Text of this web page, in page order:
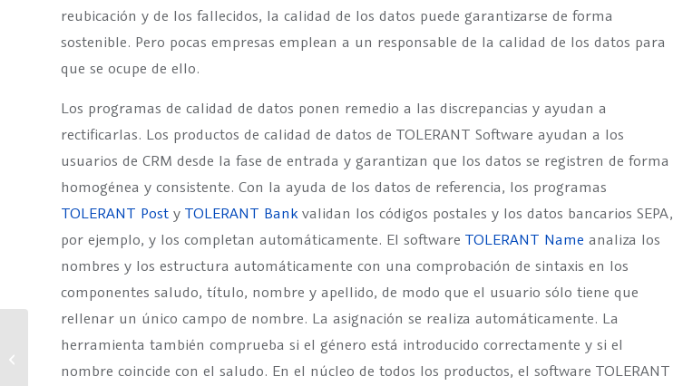
reubicación y de los fallecidos, la calidad de los datos puede garantizarse de forma
sostenible. Pero pocas empresas emplean a un responsable de la calidad de los datos para
que se ocupe de ello.
Los programas de calidad de datos ponen remedio a las discrepancias y ayudan a
rectificarlas. Los productos de calidad de datos de TOLERANT Software ayudan a los
usuarios de CRM desde la fase de entrada y garantizan que los datos se registren de forma
homogénea y consistente. Con la ayuda de los datos de referencia, los programas
TOLERANT Post y TOLERANT Bankvalidan los códigos postales y los datos bancarios SEPA,
por ejemplo, y los completan automáticamente. El software TOLERANT Name analiza los
nombres y los estructura automáticamente con una comprobación de sintaxis en los
componentes saludo, título, nombre y apellido, de modo que el usuario sólo tiene que
rellenar un único campo de nombre. La asignación se realiza automáticamente. La
herramienta también comprueba si el género está introducido correctamente y si el
nombre coincide con el saludo. En el núcleo de todos los productos, el software TOLERANT
Datos limpios para su
análisis